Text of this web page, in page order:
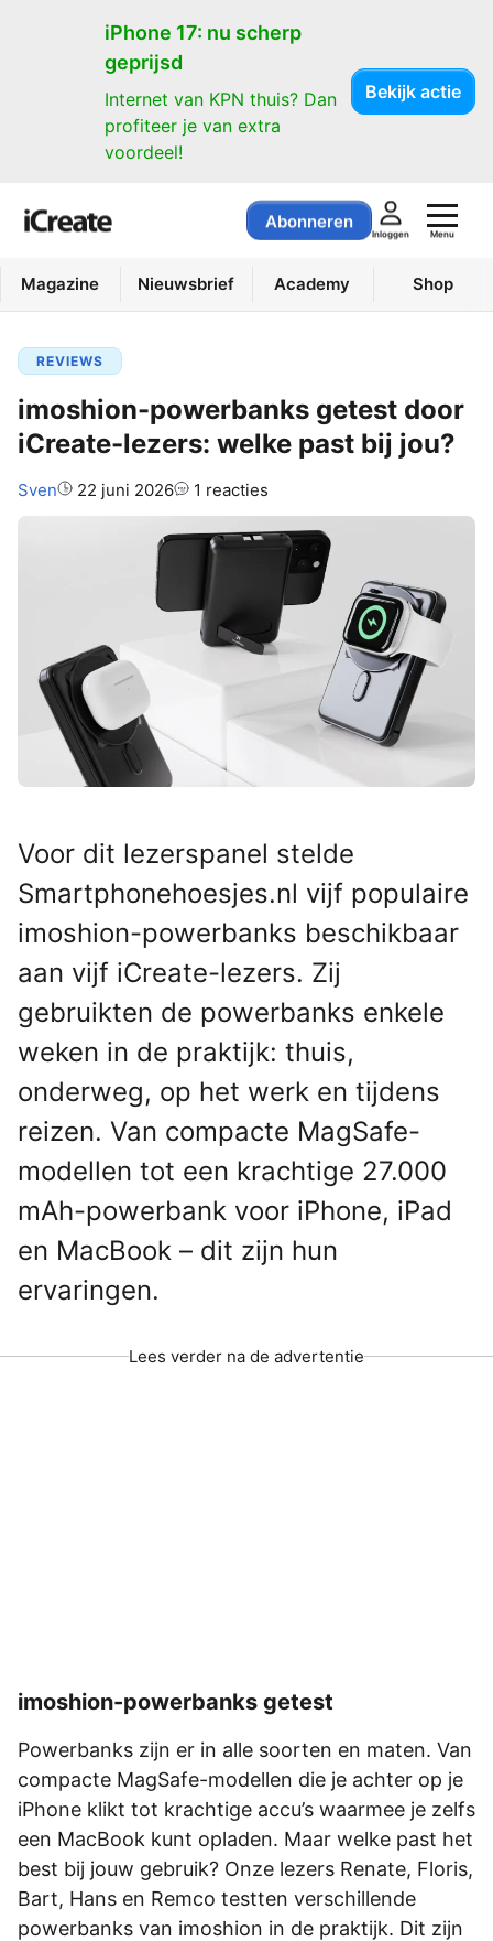
iPhone 17: nu scherp
geprijsd
Internet van KPN thuis? Dan
profiteer je van extra
voordeel!
Bekijk actie
Abonneren
Inloggen Menu
Magazine Nieuwsbrief Academy Shop
REVIEWS
imoshion-powerbanks getest door
iCreate-lezers: welke past bij jou?
Auteur:
Sven 22 juni 2026 1 reacties
Voor dit lezerspanel stelde
Smartphonehoesjes.nl vijf populaire
imoshion-powerbanks beschikbaar
aan vijf iCreate-lezers. Zij
gebruikten de powerbanks enkele
weken in de praktijk: thuis,
onderweg, op het werk en tijdens
reizen. Van compacte MagSafe-
modellen tot een krachtige 27.000
mAh-powerbank voor iPhone, iPad
en MacBook – dit zijn hun
ervaringen.
Lees verder na de advertentie
imoshion-powerbanks getest
Powerbanks zijn er in alle soorten en maten. Van
compacte MagSafe-modellen die je achter op je
iPhone klikt tot krachtige accu’s waarmee je zelfs
een MacBook kunt opladen. Maar welke past het
best bij jouw gebruik? Onze lezers Renate, Floris,
Bart, Hans en Remco testten verschillende
powerbanks van imoshion in de praktijk. Dit zijn